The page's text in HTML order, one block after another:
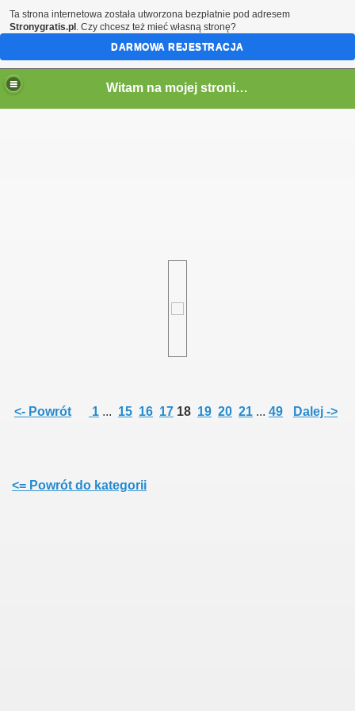
Witam na mojej stronie - Marcin SQ5LTA
<- Powrót 1 ... 15 16 17 18 19 20 21 ... 49 Dalej ->
<= Powrót do kategorii
Ta strona internetowa została utworzona bezpłatnie pod adresem
Stronygratis.pl . Czy chcesz też mieć własną stronę?
DARMOWA REJESTRACJA